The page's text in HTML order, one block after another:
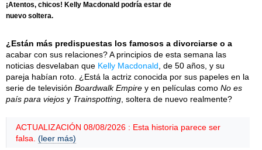
¡Atentos, chicos! Kelly Macdonald podría estar de
nuevo soltera.
¿Están más predispuestas los famosos a divorciarse o a
acabar con sus relaciones? A principios de esta semana las
noticias desvelaban que Kelly Macdonald , de 50 años, y su
pareja habían roto. ¿Está la actriz conocida por sus papeles en la
serie de televisión Boardwalk Empire y en películas como No es
país para viejos y Trainspotting , soltera de nuevo realmente?
ACTUALIZACIÓN 08/08/2026 : Esta historia parece ser
falsa. (leer más)